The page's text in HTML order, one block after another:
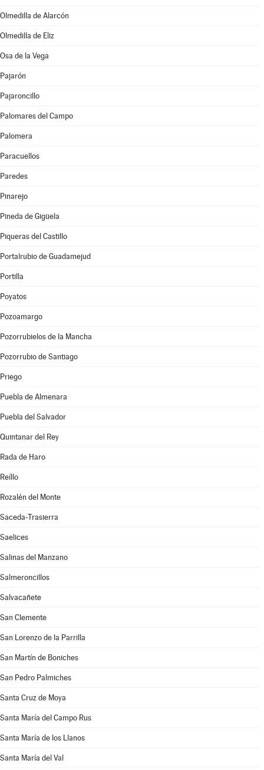
Olmedilla de Alarcón
Olmedilla de Eliz
Osa de la Vega
Pajarón
Pajaroncillo
Palomares del Campo
Palomera
Paracuellos
Paredes
Pinarejo
Pineda de Gigüela
Piqueras del Castillo
Portalrubio de Guadamejud
Portilla
Poyatos
Pozoamargo
Pozorrubielos de la Mancha
Pozorrubio de Santiago
Priego
Puebla de Almenara
Puebla del Salvador
Quintanar del Rey
Rada de Haro
Reíllo
Rozalén del Monte
Saceda-Trasierra
Saelices
Salinas del Manzano
Salmeroncillos
Salvacañete
San Clemente
San Lorenzo de la Parrilla
San Martín de Boniches
San Pedro Palmiches
Santa Cruz de Moya
Santa María del Campo Rus
Santa María de los Llanos
Santa María del Val